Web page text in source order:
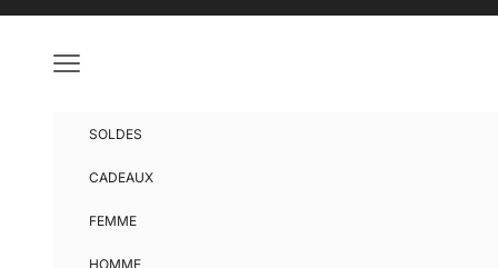
Menu
SOLDES
CADEAUX
FEMME
HOMME